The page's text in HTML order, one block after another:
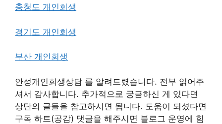
충청도 개인회생
경기도 개인회생
부산 개인회생
안성개인회생상담 를 알려드렸습니다. 전부 읽어주
셔서 감사합니다. 추가적으로 궁금하신 게 있다면
상단의 글들을 참고하시면 됩니다. 도움이 되셨다면
구독 하트(공감) 댓글을 해주시면 블로그 운영에 힘